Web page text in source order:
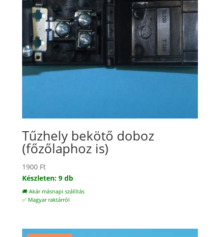
Tűzhely bekötő doboz
(főzőlaphoz is)
1900 Ft
Készleten: 9 db
🚚 Akár másnapi szállítás
✅ Magyar raktárról